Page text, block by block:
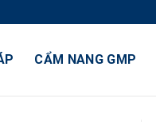
CẨM NANG GMP